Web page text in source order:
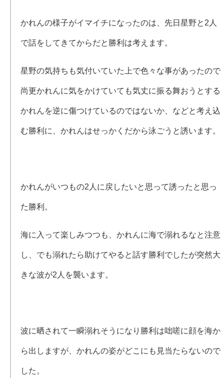
かれんの様子がイマイチになったのは、先日星野と2人
で話をしてきてからだと勝利は考えます。
星野の気持ちも気付いていた上で色々な事があったので
尚更かれんに気をかけていても気丈に振る舞おうとする
かれんを逆に傷つけているのではないか、などと考え込
む勝利に、かれんはせっかくだから泳ごうと誘います。
かれんがいつもの2人に戻したいと思って誘ったと思っ
た勝利。
海に入って楽しみつつも、かれんに海で溺れるなと注意
し、でも溺れたら助けてやると話す勝利でしたが突然大
きな波が2人を襲います。
波に晒されて一瞬溺れそうになり勝利は咄嗟に顔を海か
ら出しますが、かれんの姿がどこにも見当たらないので
した。